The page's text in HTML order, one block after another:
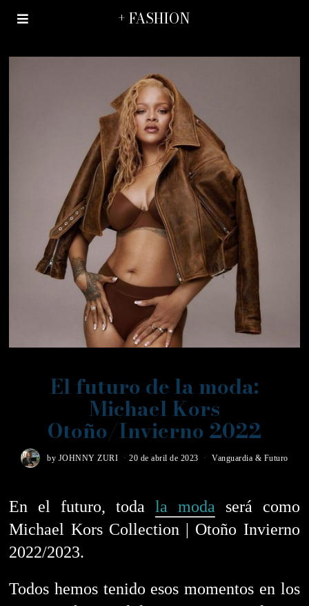
+ FASHION
El futuro de la moda:
Michael Kors
Otoño/Invierno 2022
by JOHNNY ZURI 20 de abril de 2023 Vanguardia & Futuro
En el futuro, toda la moda será como
Michael Kors Collection | Otoño Invierno
2022/2023.
Todos hemos tenido esos momentos en los